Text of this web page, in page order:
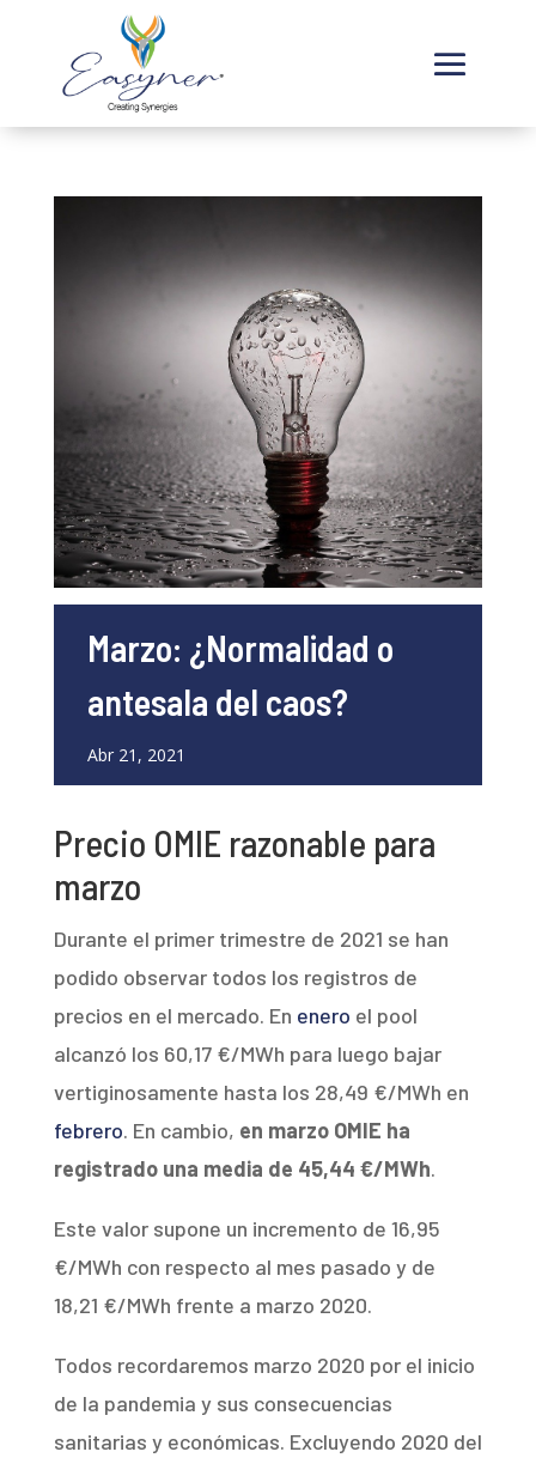
Marzo: ¿Normalidad o
antesala del caos?
Abr 21, 2021
Precio OMIE razonable para
marzo
Durante el primer trimestre de 2021 se han
podido observar todos los registros de
precios en el mercado. En enero el pool
alcanzó los 60,17 €/MWh para luego bajar
vertiginosamente hasta los 28,49 €/MWh en
febrero. En cambio, en marzo OMIE ha
registrado una media de 45,44 €/MWh.
Este valor supone un incremento de 16,95
€/MWh con respecto al mes pasado y de
18,21 €/MWh frente a marzo 2020.
Todos recordaremos marzo 2020 por el inicio
de la pandemia y sus consecuencias
sanitarias y económicas. Excluyendo 2020 del